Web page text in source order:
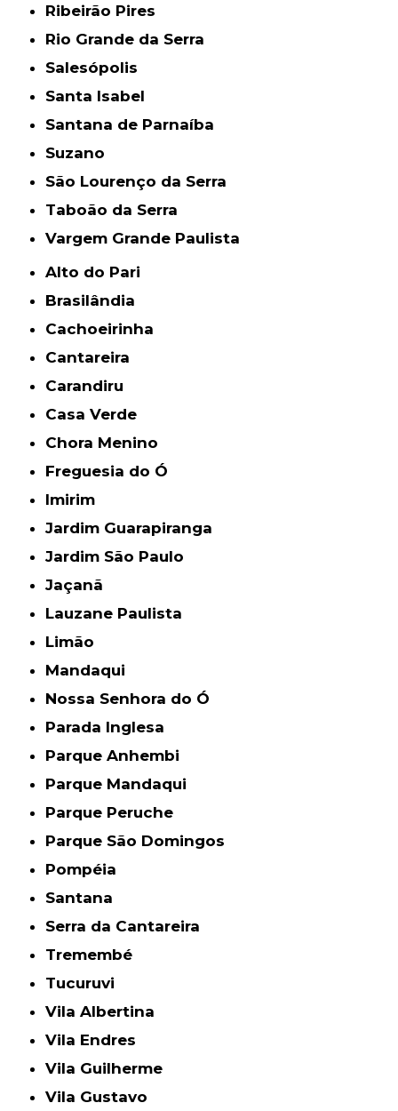
Ribeirão Pires
Rio Grande da Serra
Salesópolis
Santa Isabel
Santana de Parnaíba
Suzano
São Lourenço da Serra
Taboão da Serra
Vargem Grande Paulista
Alto do Pari
Brasilândia
Cachoeirinha
Cantareira
Carandiru
Casa Verde
Chora Menino
Freguesia do Ó
Imirim
Jardim Guarapiranga
Jardim São Paulo
Jaçanã
Lauzane Paulista
Limão
Mandaqui
Nossa Senhora do Ó
Parada Inglesa
Parque Anhembi
Parque Mandaqui
Parque Peruche
Parque São Domingos
Pompéia
Santana
Serra da Cantareira
Tremembé
Tucuruvi
Vila Albertina
Vila Endres
Vila Guilherme
Vila Gustavo